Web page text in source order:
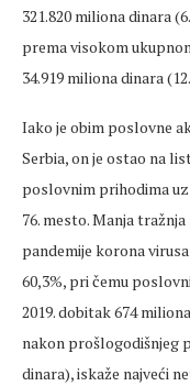
321.820 miliona dinara
prema visokom
34.919 miliona dinara
Iako je obim poslovne
Serbia, on je ostao na
poslovnim prihodima
76. mesto. Manja
pandemije korona
60,3%, pri čemu
2019. dobitak 674
nakon prošlogodišnjeg
dinara), iskaže najveći